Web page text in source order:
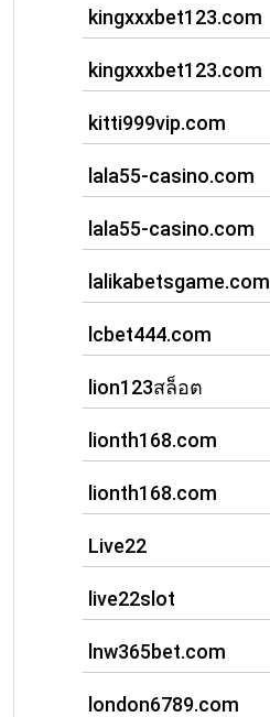
kingxxxbet123.com
kingxxxbet123.com
kitti999vip.com
lala55-casino.com
lala55-casino.com
lalikabetsgame.com
lcbet444.com
lion123สล็อต
lionth168.com
lionth168.com
Live22
live22slot
lnw365bet.com
london6789.com